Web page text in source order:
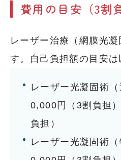
費用の目安（3割
レーザー治療（網膜光
す。自己負担額の目安は
レーザー光凝固術
0,000円（3割負担
負担）
レーザー光凝固術